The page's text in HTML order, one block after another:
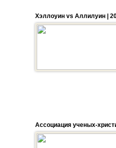
Хэллоуин vs Аллилуин |
Ассоциация ученых-